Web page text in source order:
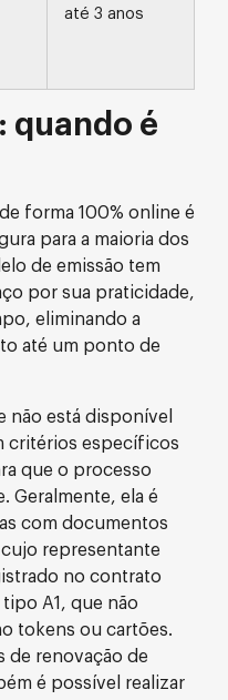
até 3 anos
quando é
forma 100% online é
para a maioria dos
de emissão tem
por sua praticidade,
eliminando a
até um ponto de
não está disponível
critérios específicos
que o processo
Geralmente, ela é
com documentos
representante
no contrato
A1, que não
tokens ou cartões.
de renovação de
é possível realizar